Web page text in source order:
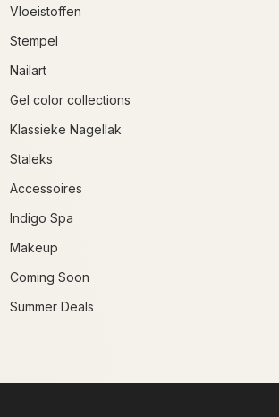
Vloeistoffen
Stempel
Nailart
Gel color collections
Klassieke Nagellak
Staleks
Accessoires
Indigo Spa
Makeup
Coming Soon
Summer Deals